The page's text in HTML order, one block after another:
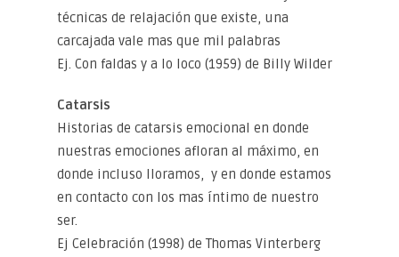
técnicas de relajación que existe, una
carcajada vale mas que mil palabras
Ej. Con faldas y a lo loco (1959) de Billy Wilder
Catarsis
Historias de catarsis emocional en donde
nuestras emociones afloran al máximo, en
donde incluso lloramos, y en donde estamos
en contacto con los mas íntimo de nuestro
ser.
Ej Celebración (1998) de Thomas Vinterberg